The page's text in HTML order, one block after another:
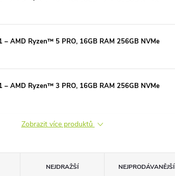
– AMD Ryzen™ 5 PRO, 16GB RAM 256GB NVMe
– AMD Ryzen™ 3 PRO, 16GB RAM 256GB NVMe
Zobrazit více produktů
NEJDRAŽŠÍ NEJPRODÁVANĚJŠÍ